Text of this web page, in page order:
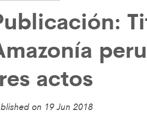
actos
on 19 Jun 2018